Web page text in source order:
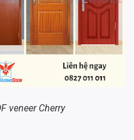
veneer Cherry